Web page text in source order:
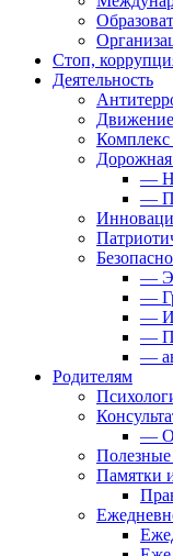
Стоп,
Деятельность
Комплекс
Дорожная
—
—
—
—
—
—
—
Родителям
—
Памятки